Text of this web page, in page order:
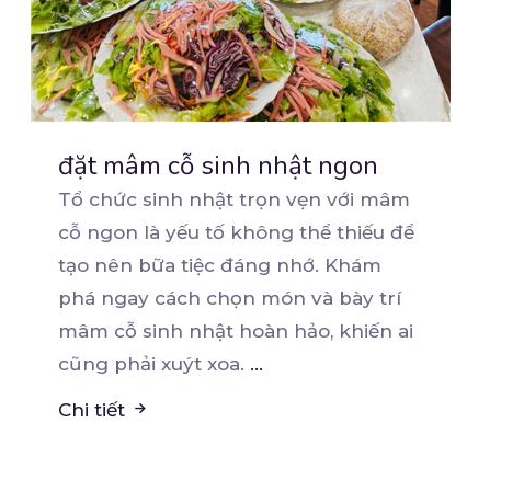
đặt mâm cỗ sinh nhật ngon
Tổ chức sinh nhật trọn vẹn với mâm
cỗ ngon là yếu tố không thể thiếu để
tạo nên bữa tiệc đáng nhớ. Khám
phá ngay cách chọn món và bày trí
mâm cỗ sinh nhật hoàn hảo, khiến ai
cũng phải xuýt xoa. ...
Chi tiết